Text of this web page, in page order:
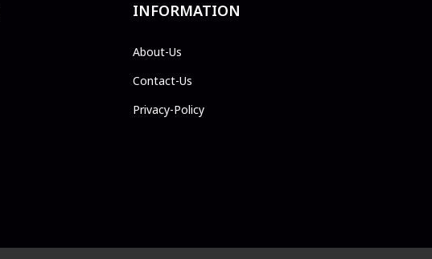
INFORMATION
About-Us
Contact-Us
Privacy-Policy